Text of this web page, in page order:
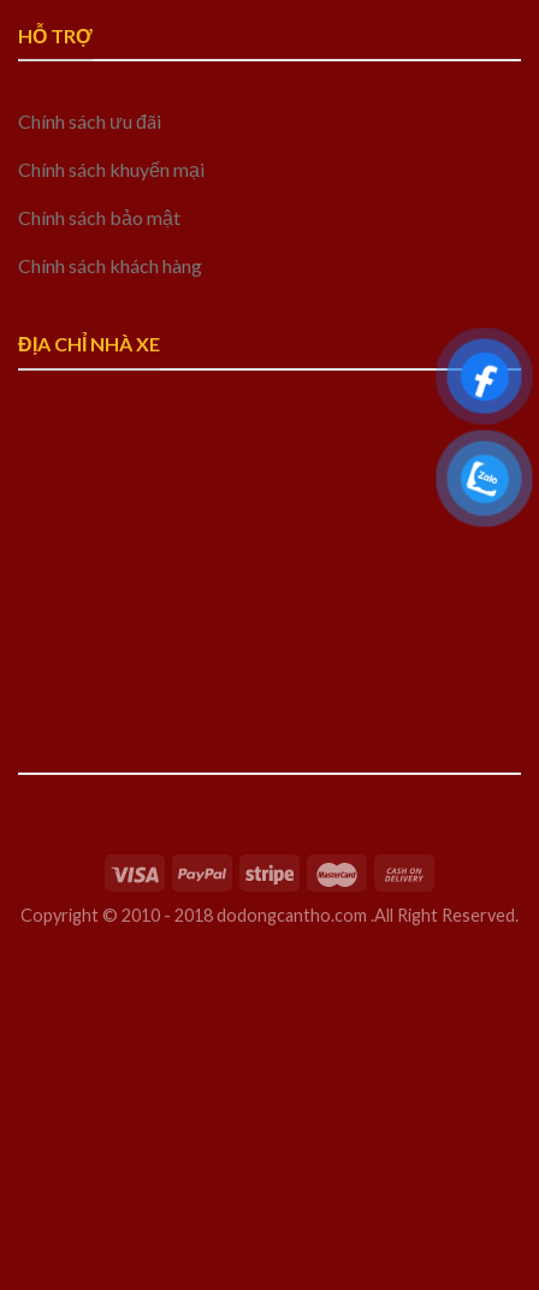
HỖ TRỢ
Chính sách ưu đãi
Chính sách khuyến mại
Chính sách bảo mật
Chính sách khách hàng
ĐỊA CHỈ NHÀ XE
Copyright © 2010 - 2018 dodongcantho.com .All Right Reserved.